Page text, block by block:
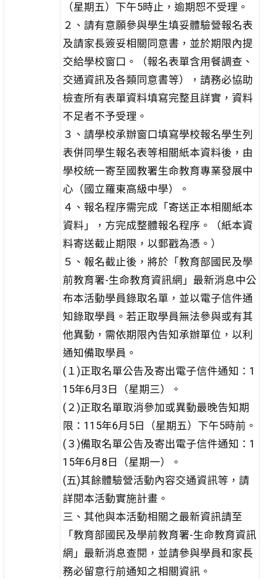
（星期五）下午5時止，逾期恕不受理。
２、請有意願參與學生填妥體驗營報名表
及請家長簽妥相關同意書，並於期限內提
交給學校窗口。（報名表單含用餐調查、
交通資訊及各類同意書等），請務必協助
檢查所有表單資料填寫完整且詳實，資料
不足者不予受理。
３、請學校承辦窗口填寫學校報名學生列
表併同學生報名表等相關紙本資料後，由
學校統一寄至國教署生命教育專業發展中
心（國立羅東高級中學）。
４、報名程序需完成「寄送正本相關紙本
資料」，方完成整體報名程序。（紙本資
料寄送截止期限，以郵戳為憑。）
５、報名截止後，將於「教育部國民及學
前教育署-生命教育資訊網」最新消息中公
布本活動學員錄取名單，並以電子信件通
知錄取學員。若正取學員無法參與或有其
他異動，需依期限內告知承辦單位，以利
通知備取學員。
(１)正取名單公告及寄出電子信件通知：1
15年6月3日（星期三）。
(２)正取名單取消參加或異動最晚告知期
限：115年6月5日（星期五）下午5時前。
(３)備取名單公告及寄出電子信件通知：1
15年6月8日（星期一）。
(五)其餘體驗營活動內容交通資訊等，請
詳閱本活動實施計畫。
三、其他與本活動相關之最新資訊請至
「教育部國民及學前教育署-生命教育資訊
網」最新消息查閱，並請參與學員和家長
務必留意行前通知之相關資訊。